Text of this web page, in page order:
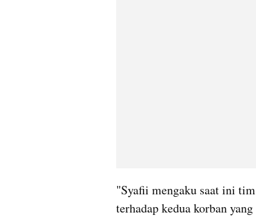
"Syafii mengaku saat ini tim
terhadap kedua korban